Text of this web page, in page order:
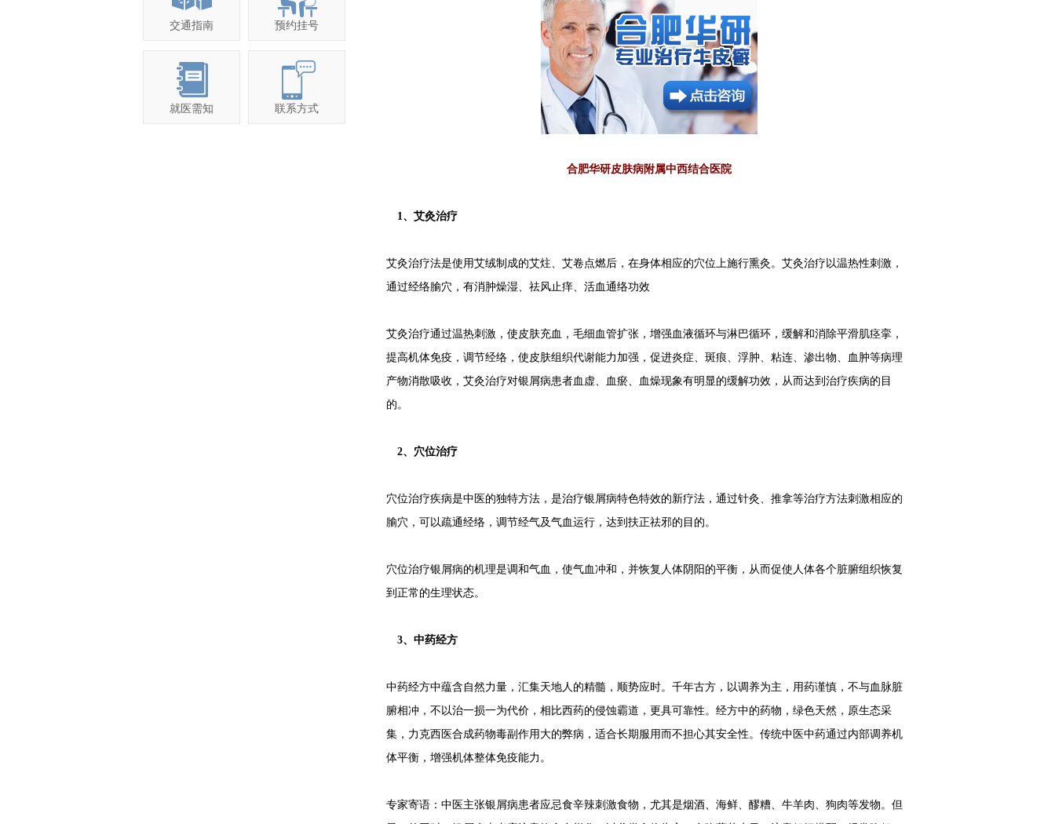
交通指南 预约挂号
就医需知 联系方式
合肥华研皮肤病附属中西结合医院
1、艾灸治疗
艾灸治疗法是使用艾绒制成的艾炷、艾卷点燃后，在身体相应的穴位上施行熏灸。艾灸治疗以温热性刺激，
通过经络腧穴，有消肿燥湿、祛风止痒、活血通络功效
艾灸治疗通过温热刺激，使皮肤充血，毛细血管扩张，增强血液循环与淋巴循环，缓解和消除平滑肌痉挛，
提高机体免疫，调节经络，使皮肤组织代谢能力加强，促进炎症、斑痕、浮肿、粘连、渗出物、血肿等病理
产物消散吸收，艾灸治疗对银屑病患者血虚、血瘀、血燥现象有明显的缓解功效，从而达到治疗疾病的目
的。
2、穴位治疗
穴位治疗疾病是中医的独特方法，是治疗银屑病特色特效的新疗法，通过针灸、推拿等治疗方法刺激相应的
腧穴，可以疏通经络，调节经气及气血运行，达到扶正祛邪的目的。
穴位治疗银屑病的机理是调和气血，使气血冲和，并恢复人体阴阳的平衡，从而促使人体各个脏腑组织恢复
到正常的生理状态。
3、中药经方
中药经方中蕴含自然力量，汇集天地人的精髓，顺势应时。千年古方，以调养为主，用药谨慎，不与血脉脏
腑相冲，不以治一损一为代价，相比西药的侵蚀霸道，更具可靠性。经方中的药物，绿色天然，原生态采
集，力克西医合成药物毒副作用大的弊病，适合长期服用而不担心其安全性。传统中医中药通过内部调养机
体平衡，增强机体整体免疫能力。
专家寄语：中医主张银屑病患者应忌食辛辣刺激食物，尤其是烟酒、海鲜、醪糟、牛羊肉、狗肉等发物。但